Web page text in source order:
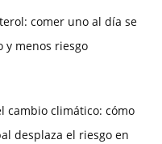
comer uno al día se
y menos riesgo
cambio climático: cómo
desplaza el riesgo en